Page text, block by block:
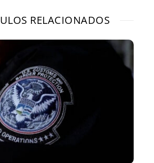
RELACIONADOS